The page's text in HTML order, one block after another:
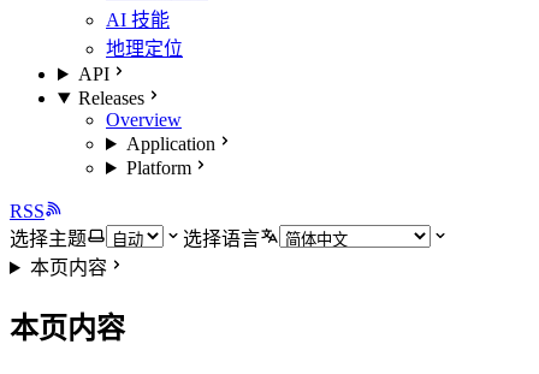
AI 技能
地理定位
API
Releases
Overview
Application
Platform
RSS
选择主题
选择语言
本页内容
本页内容